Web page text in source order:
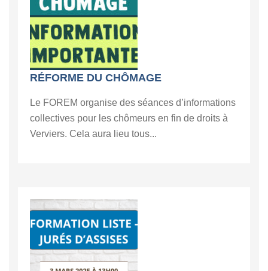
RÉFORME DU CHÔMAGE
Le FOREM organise des séances d’informations
collectives pour les chômeurs en fin de droits à
Verviers. Cela aura lieu tous...